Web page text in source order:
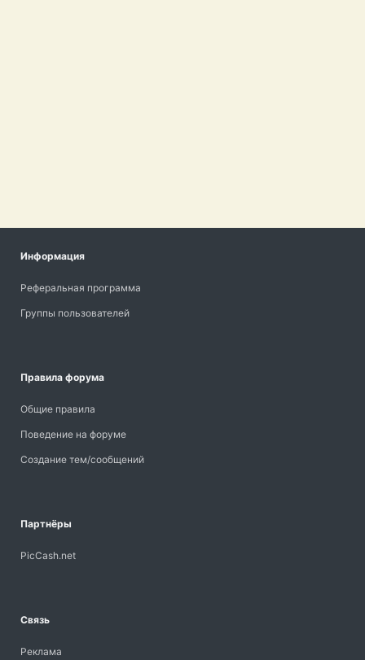
Информация
Реферальная программа
Группы пользователей
Правила форума
Общие правила
Поведение на форуме
Создание тем/сообщений
Партнёры
PicCash.net
Связь
Реклама